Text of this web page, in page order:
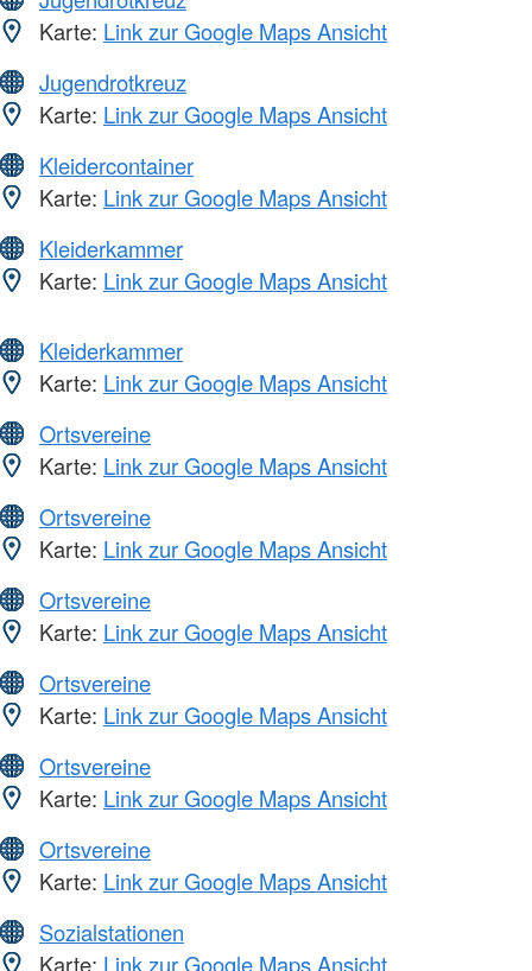
Karte: Link zur Google Maps Ansicht
Jugendrotkreuz
Karte: Link zur Google Maps Ansicht
Kleidercontainer
Karte: Link zur Google Maps Ansicht
Kleiderkammer
Karte: Link zur Google Maps Ansicht
Kleiderkammer
Karte: Link zur Google Maps Ansicht
Ortsvereine
Karte: Link zur Google Maps Ansicht
Ortsvereine
Karte: Link zur Google Maps Ansicht
Ortsvereine
Karte: Link zur Google Maps Ansicht
Ortsvereine
Karte: Link zur Google Maps Ansicht
Ortsvereine
Karte: Link zur Google Maps Ansicht
Ortsvereine
Karte: Link zur Google Maps Ansicht
Sozialstationen
Karte: Link zur Google Maps Ansicht